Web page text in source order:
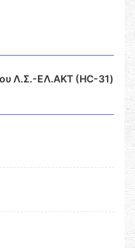
Λ.Σ.-ΕΛ.ΑΚΤ (HC-31)